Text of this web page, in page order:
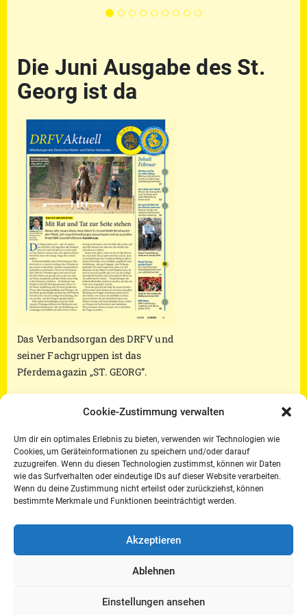
Cookie-Zustimmung verwalten
Um dir ein optimales Erlebnis zu bieten, verwenden wir Technologien wie
Cookies, um Geräteinformationen zu speichern und/oder darauf
zuzugreifen. Wenn du diesen Technologien zustimmst, können wir Daten
wie das Surfverhalten oder eindeutige IDs auf dieser Website verarbeiten.
Wenn du deine Zustimmung nicht erteilst oder zurückziehst, können
bestimmte Merkmale und Funktionen beeinträchtigt werden.
Akzeptieren
Ablehnen
Einstellungen ansehen
Die Juni Ausgabe des St.
Georg ist da
Das Verbandsorgan des DRFV und
seiner Fachgruppen ist das
Pferdemagazin „ST. GEORG”.
Berichtsteil zur Bundesvereinigung der
Berufsreiter – aus dem neuesten Heft des ST.
GEORG finden Sie in beiliegendem PDF.
Teil 4 Regularien
Teil 3 rf Dressurtagung